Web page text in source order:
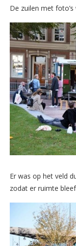
De zuilen met
Er was op het veld
zodat er ruimte